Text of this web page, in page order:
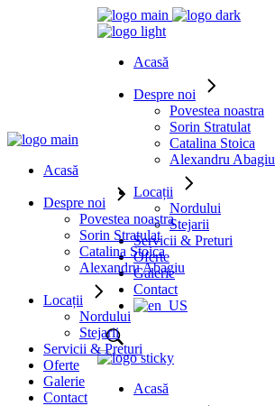
Acasă
Despre noi
Povestea noastra
Sorin Stratulat
Catalina Stoica
Alexandru Abagiu
Locații
Nordului
Stejarii
Servicii & Preturi
Oferte
Galerie
Contact
Acasă
Acasă
Despre noi
Povestea noastra
Sorin Stratulat
Catalina Stoica
Alexandru Abagiu
Locații
Nordului
Stejarii
Servicii & Preturi
Oferte
Galerie
Contact